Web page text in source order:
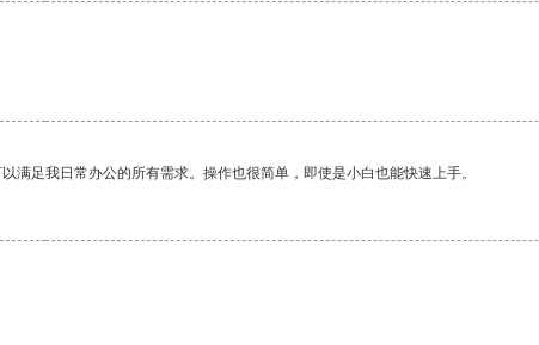
足我日常办公的所有需求。操作也很简单，即使是小白也能快速上手。